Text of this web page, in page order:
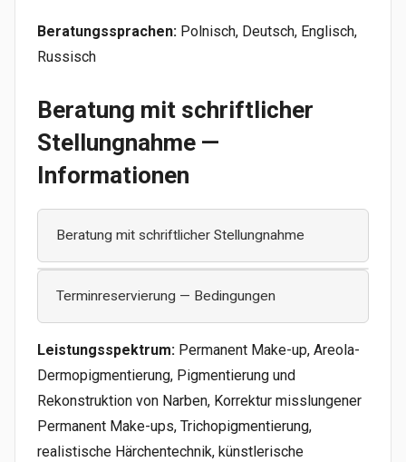
Beratungssprachen: Polnisch, Deutsch, Englisch,
Russisch
Beratung mit schriftlicher
Stellungnahme —
Informationen
Beratung mit schriftlicher Stellungnahme
Diese erweiterte Beratungsleistung umfasst
Erstellung einer individuellen schriftlichen
Stellungnahme.
Die Dokumentation beinhaltet eine vertiefte
Analyse Ihres Falls, eine fachliche
Terminreservierung — Bedingungen
Leistungsspektrum: Permanent Make-up, Areola-
Dermopigmentierung, Pigmentierung und
Rekonstruktion von Narben, Korrektur misslungener
Permanent Make-ups, Trichopigmentierung,
realistische Härchentechnik, künstlerische